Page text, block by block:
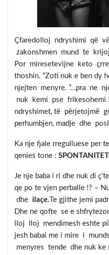
Çfaredolloj ndryshimi që
zakonshmen mund te
Por miresetevijne keto
thoshin. “Zoti nuk e ben dy
njejten menyre. ”…pra ne
nuk kemi pse frikesohemi
ndryshimet, të përjetojmë
perhumbjen, madje dhe
Ka nje fjale rregulluese per
qenies tone : SPONTANITET
Je nje baba i ri dhe nuk di
qe po te vjen perballe !? –
dhe ilaçe. Te gjithe jemi
Dhe ne qofte se e
lloj lloj mendimesh eshte
jesh babai me i mire i
menyres tende dhe nuk ke